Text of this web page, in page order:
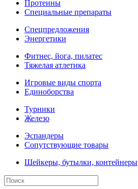
Протеины
Специальные препараты
Спецпредложения
Энергетики
Фитнес, йога, пилатес
Тяжелая атлетика
Игровые виды спорта
Единоборства
Турники
Железо
Эспандеры
Сопутствующие товары
Шейкеры, бутылки, контейнеры